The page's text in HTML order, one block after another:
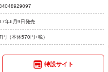
年6月9日発売
円 （本体570円+税）
特設サイト